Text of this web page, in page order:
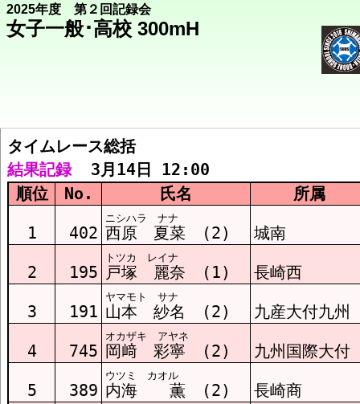
2025年度 第２回記録会
女子一般･高校 300mH
競技メニューへ
総括 結果
ﾀｲﾑﾚｰｽ1組 結果
ﾀｲﾑﾚｰｽ2組 結果
タイムレース総括
結果記録
  3月14日 12:00
順位
No. 氏名 所属
1 402
ニシハラ ナナ
西原 夏菜 (2) 城南
2 195
トツカ レイナ
戸塚 麗奈 (1) 長崎西
3 191
ヤマモト サナ
山本 紗名 (2) 九産大付九州
4 745
オカザキ アヤネ
岡﨑 彩寧 (2) 九州国際大付
5 389
ウツミ カオル
内海 薫 (2) 長崎商